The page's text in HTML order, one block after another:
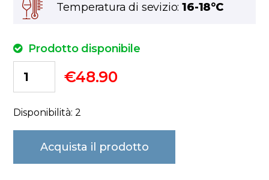
Temperatura di sevizio:16-18°C
Prodotto disponibile
€48.90
Disponibilità: 2
Acquista il prodotto